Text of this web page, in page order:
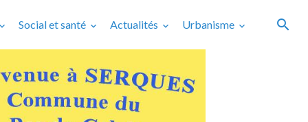
Social et santé Actualités Urbanisme